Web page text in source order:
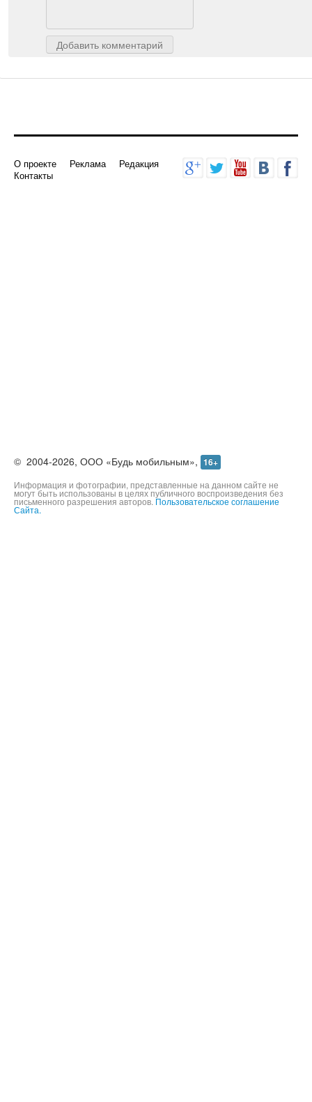
Добавить комментарий
О проекте Реклама
Редакция
Контакты
© 2004-2026, ООО «Будь мобильным», 16+
Информация и фотографии, представленные на данном сайте не
могут быть использованы в целях публичного воспроизведения без
письменного разрешения авторов. Пользовательское соглашение
Сайта.